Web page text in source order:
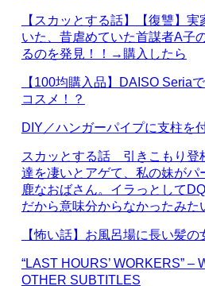
【スカッとする話】【復讐】
いた、昔虐めていた首謀者A子
るのを発見！！→購入したら
【100均購入品】DAISO Seria
コスメ！？
DIY／ハンガーパイプに支柱を
スカッとする話 引きこもり登
達を凄いとアゲて、私の妹がパ
鹿なおばさん。イラっとして
だから意味分からなかったみ
【怖い話】お風呂場に長い髪
“LAST HOURS’ WORKERS” –
OTHER SUBTITLES